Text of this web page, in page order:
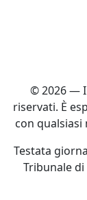
© 2026 —
riservati. È
con
Testata
Tribunale